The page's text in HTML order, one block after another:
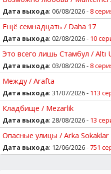
Дата выхода: 06/08/2026 - 8
Ещё семнадцать / Daha 17
Дата выхода: 02/08/2026 - 10
Это всего лишь Стамбул / Altı
Дата выхода: 03/08/2026 - 8
Между / Arafta
Дата выхода: 31/07/2026 - 113
Кладбище / Mezarlik
Дата выхода: 28/08/2026 - 13
Опасные улицы / Arka Sokaklar
Дата выхода: 12/06/2026 -751